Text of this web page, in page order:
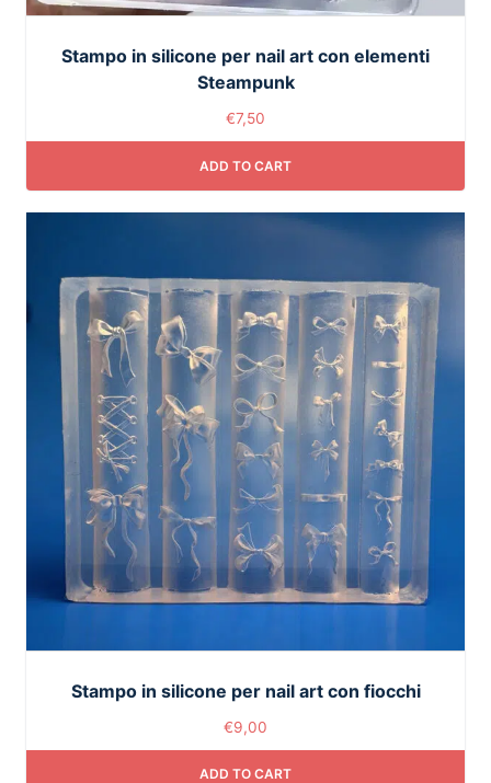
Stampo in silicone per nail art con elementi
Steampunk
€7,50
ADD TO CART
Stampo in silicone per nail art con fiocchi
€9,00
ADD TO CART